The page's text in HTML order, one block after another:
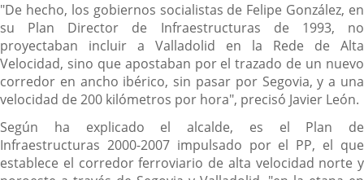
"De hecho, los gobiernos socialistas de Felipe González, en
su Plan Director de Infraestructuras de 1993, no
proyectaban incluir a Valladolid en la Rede de Alta
Velocidad, sino que apostaban por el trazado de un nuevo
corredor en ancho ibérico, sin pasar por Segovia, y a una
velocidad de 200 kilómetros por hora", precisó Javier León.
Según ha explicado el alcalde, es el Plan de
Infraestructuras 2000-2007 impulsado por el PP, el que
establece el corredor ferroviario de alta velocidad norte y